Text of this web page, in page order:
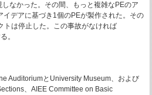
なかった。その間、もっと複雑なPEのア
デアに基づき1個のPEが製作された。その
トは停止した。この事故がなければ
。
AuditoriumとUniversity Museum、および
、AIEE Committee on Basic